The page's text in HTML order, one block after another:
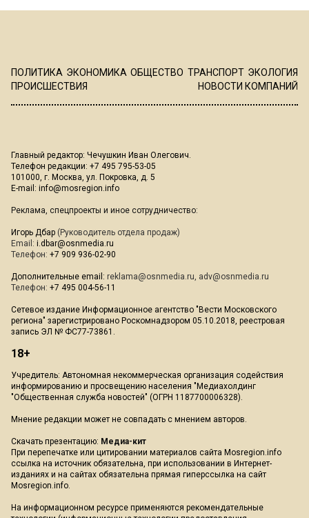
ПОЛИТИКА ЭКОНОМИКА ОБЩЕСТВО ТРАНСПОРТ ЭКОЛОГИЯ
ПРОИСШЕСТВИЯ
НОВОСТИ КОМПАНИЙ
Главный редактор: Чечушкин Иван Олегович.
Телефон редакции: +7 495 795-53-05
101000, г. Москва, ул. Покровка, д. 5
E-mail: info@mosregion.info
Реклама, спецпроекты и иное сотрудничество:
Игорь Дбар (Руководитель отдела продаж)
Email: i.dbar@osnmedia.ru
Телефон: +7 909 936-02-90
Дополнительные email: reklama@osnmedia.ru, adv@osnmedia.ru
Телефон: +7 495 004-56-11
Сетевое издание Информационное агентство "Вести Московского
региона" зарегистрировано Роскомнадзором 05.10.2018, реестровая
запись ЭЛ № ФС77-73861.
18+
Учредитель: Автономная некоммерческая организация содействия
информированию и просвещению населения "Медиахолдинг
"Общественная служба новостей" (ОГРН 1187700006328).
Мнение редакции может не совпадать с мнением авторов.
Скачать презентацию: Медиа-кит
При перепечатке или цитировании материалов сайта Mosregion.info
ссылка на источник обязательна, при использовании в Интернет-
изданиях и на сайтах обязательна прямая гиперссылка на сайт
Mosregion.info.
На информационном ресурсе применяются рекомендательные